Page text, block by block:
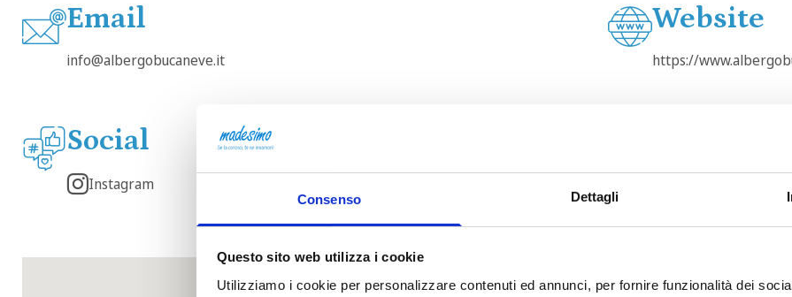
Consenso Dettagli
Questo sito web utilizza i cookie
Utilizziamo i cookie per personalizzare contenuti ed annunci, per fornire funzionalità dei
Email
info@albergobucaneve.it
Website
https://
Social
Instagram